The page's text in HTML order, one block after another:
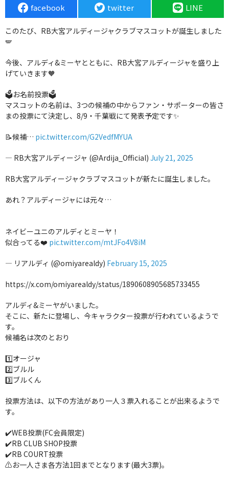
facebook twitter LINE
このたび、RB大宮アルディージャクラブマスコットが誕生しました
🪽
今後、アルディ&ミーヤとともに、RB大宮アルディージャを盛り上
げていきます🧡
🗳️お名前投票🗳️
マスコットの名前は、3つの候補の中からファン・サポーターの皆さ
まの投票にて決定し、8/9・千葉戦にて発表予定です✨
📝候補… pic.twitter.com/G2VedfMYUA
— RB大宮アルディージャ (@Ardija_Official) July 21, 2025
RB大宮アルディージャクラブマスコットが新たに誕生しました。
あれ？アルディージャには元々…
ネイビーユニのアルディとミーヤ！
似合ってる❤️ pic.twitter.com/mtJFo4V8iM
— リアルディ (@omiyarealdy) February 15, 2025
https://x.com/omiyarealdy/status/1890608905685733455
アルディ&ミーヤがいました。
そこに、新たに登場し、今キャラクター投票が行われているようで
す。
候補名は次のとおり
1️⃣オージャ
2️⃣ブルル
3️⃣ブルくん
投票方法は、以下の方法があり一人３票入れることが出来るようで
す。
✔️WEB投票(FC会員限定)
✔️RB CLUB SHOP投票
✔️RB COURT投票
⚠️お一人さま各方法1回までとなります(最大3票)。